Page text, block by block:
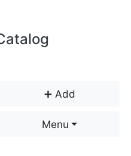
➕ Add
Menu